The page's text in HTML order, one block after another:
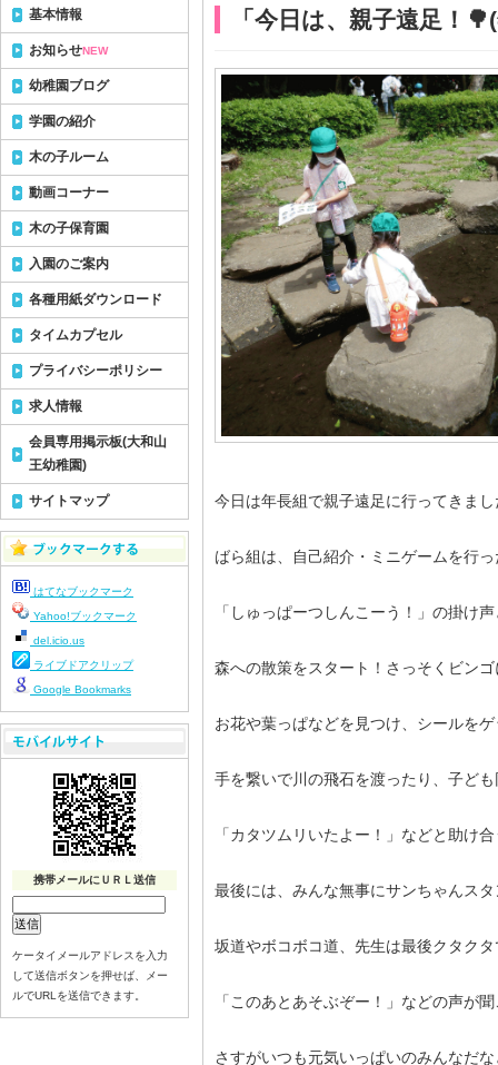
「今日は、親子遠足！
今日は年長組で親子遠足に行ってきまし
ばら組は、自己紹介・ミニゲームを行
「しゅっぱーつしんこーう！」の掛け
森への散策をスタート！さっそくビン
お花や葉っぱなどを見つけ、シールを
手を繋いで川の飛石を渡ったり、子ど
「カタツムリいたよー！」などと助け
最後には、みんな無事にサンちゃんス
坂道やボコボコ道、先生は最後クタク
「このあとあそぶぞー！」などの声が
さすがいつも元気いっぱいのみんなだ
基本情報
お知らせNEW
幼稚園ブログ
学園の紹介
木の子ルーム
動画コーナー
木の子保育園
入園のご案内
各種用紙ダウンロード
タイムカプセル
プライバシーポリシー
求人情報
会員専用掲示板(大和山
王幼稚園)
サイトマップ
はてなブックマーク
Yahoo!ブックマーク
del.icio.us
ライブドアクリップ
Google Bookmarks
携帯メールにＵＲＬ送信
ケータイメールアドレスを入力
して送信ボタンを押せば、メー
ルでURLを送信できます。